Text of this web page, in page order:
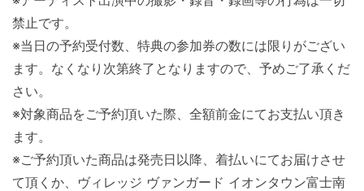
禁止です。
※当日の予約受付数、特典の参加券の数には限りがござい
ます。なくなり次第終了となりますので、予めご了承くだ
さい。
※対象商品をご予約頂いた際、全額前金にてお支払い頂き
ます。
※ご予約頂いた商品は発売日以降、着払いにてお届けさせ
て頂くか、ヴィレッジ ヴァンガード イオンタウン富士南